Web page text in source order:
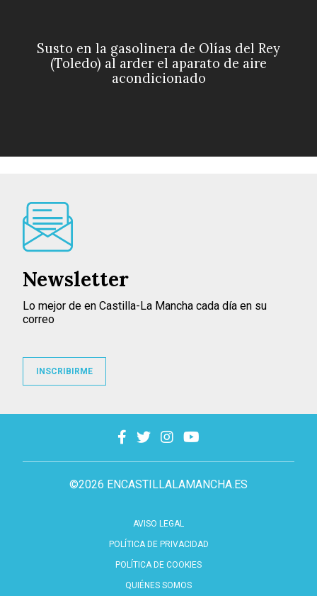
Susto en la gasolinera de Olías del Rey
(Toledo) al arder el aparato de aire
acondicionado
©2026 ENCASTILLALAMANCHA.ES
AVISO LEGAL
POLÍTICA DE PRIVACIDAD
POLÍTICA DE COOKIES
QUIÉNES SOMOS
Newsletter
Lo mejor de en Castilla-La Mancha cada día en su
correo
INSCRIBIRME